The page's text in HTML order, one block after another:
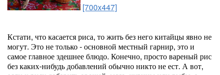
[700x447]
Кстати, что касается риса, то жить без него китайцы явно не
могут. Это не только - основной местный гарнир, это и
самое главное здешнее блюдо. Конечно, просто вареный рис
без каких-нибудь добавлений обычно никто не ест. А вот,